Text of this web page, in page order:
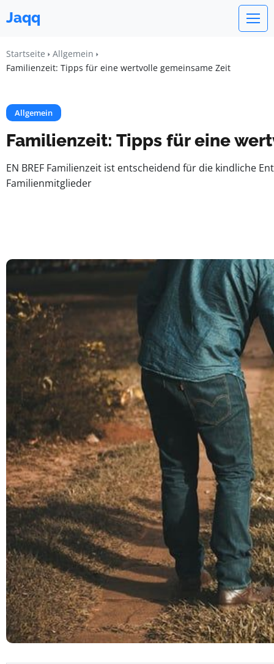
Jaqq
Startseite
Allgemein
Familienzeit: Tipps für eine wertvolle gemeinsame Zeit
Allgemein
Familienzeit: Tipps für eine
EN BREF Familienzeit ist entscheidend für die kindliche
Familienmitglieder